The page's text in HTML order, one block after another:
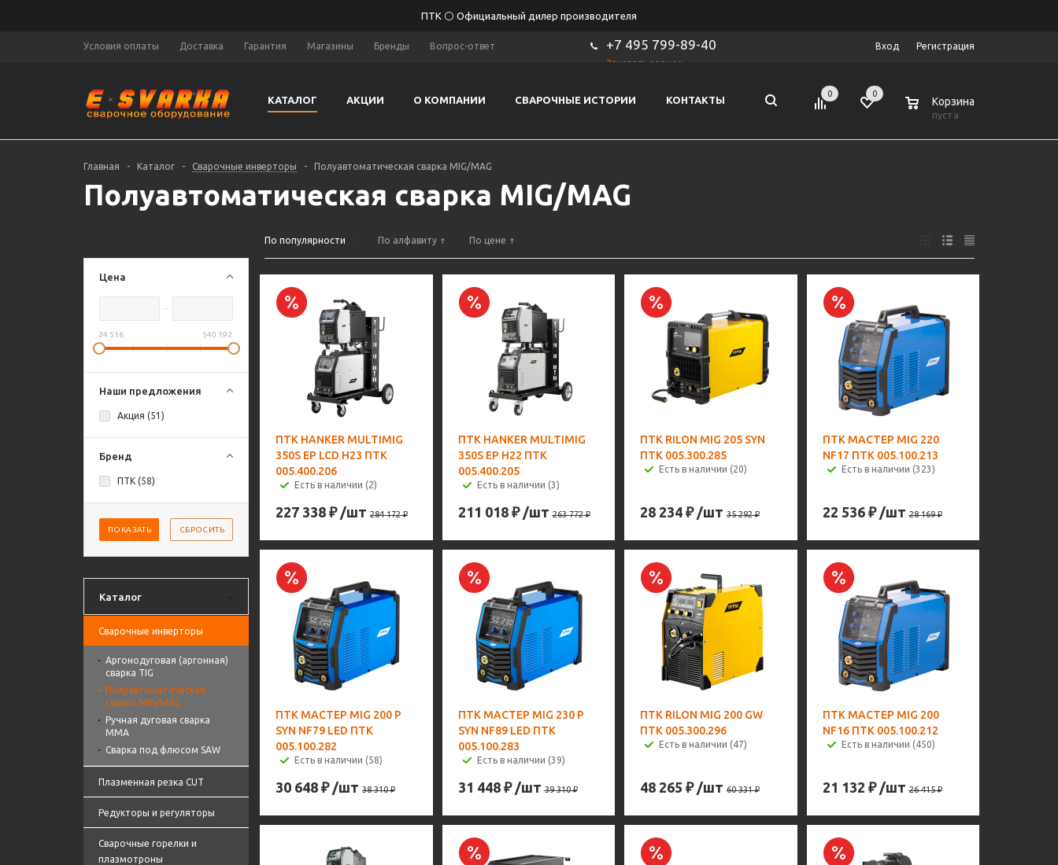
ПТК ⚪ Официальный дилер производителя
Условия оплаты Доставка Гарантия Магазины Бренды Вопрос-ответ +7 495 799-89-40
Заказать звонок
Вход Регистрация
КАТАЛОГ АКЦИИ О КОМПАНИИ СВАРОЧНЫЕ ИСТОРИИ КОНТАКТЫ
0 0
Корзина
пуста
Главная - Каталог - Сварочные инверторы - Полуавтоматическая сварка MIG/MAG
Полуавтоматическая сварка MIG/MAG
Цена
24 516 540 192
Наши предложения
Акция (51 )
Бренд
ПТК (58)
ПОКАЗАТЬ СБРОСИТЬ
Каталог
Сварочные инверторы
Аргонодуговая (аргонная)
сварка TIG
Полуавтоматическая
сварка MIG/MAG
Ручная дуговая сварка
MMA
Сварка под флюсом SAW
Плазменная резка CUT
Редукторы и регуляторы
Сварочные горелки и
плазмотроны
По популярности По алфавиту По цене
ПТК HANKER MULTIMIG
350S EP LCD H23 ПТК
005.400.206
Есть в наличии (2)
227 338 ₽ /шт 284 172₽
ПТК HANKER MULTIMIG
350S EP H22 ПТК
005.400.205
Есть в наличии (3)
211 018₽ /шт 263 772₽
ПТК RILON MIG 205 SYN
ПТК 005.300.285
Есть в наличии (20)
28 234 ₽ /шт 35 292₽
ПТК МАСТЕР MIG 220
NF17 ПТК 005.100.213
Есть в наличии (323)
22 536₽ /шт 28 169₽
ПТК МАСТЕР MIG 200 P
SYN NF79 LED ПТК
005.100.282
Есть в наличии (58)
30 648 ₽ /шт 38 310₽
ПТК МАСТЕР MIG 230 P
SYN NF89 LED ПТК
005.100.283
Есть в наличии (39)
31 448₽ /шт 39 310₽
ПТК RILON MIG 200 GW
ПТК 005.300.296
Есть в наличии (47)
48 265 ₽ /шт 60 331₽
ПТК МАСТЕР MIG 200
NF16 ПТК 005.100.212
Есть в наличии (450)
21 132 ₽ /шт 26 415₽